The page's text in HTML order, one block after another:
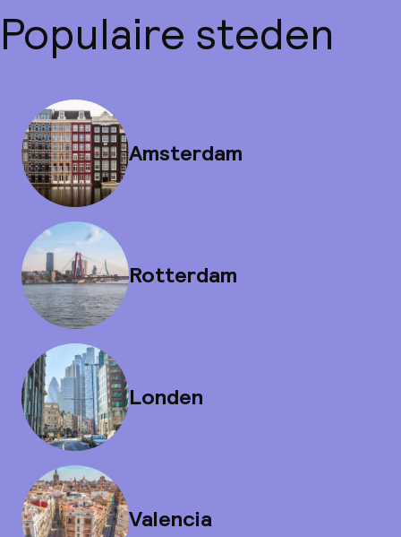
Populaire steden
Amsterdam
Rotterdam
Londen
Valencia